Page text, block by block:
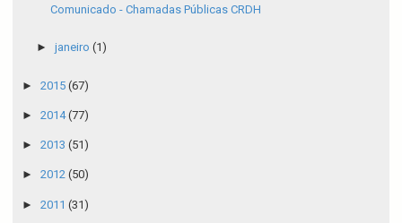
Comunicado - Chamadas Públicas CRDH
► janeiro (1)
► 2015 (67)
► 2014(77)
► 2013 (51)
► 2012 (50)
► 2011 (31)